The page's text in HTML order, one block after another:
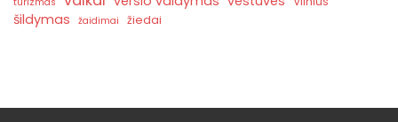
šildymas žaidimai žiedai